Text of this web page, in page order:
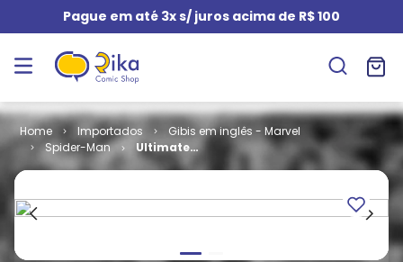
Pague em até 3x s/ juros acima de R$ 100
Importados
Gibis em inglês - Marvel
Spider-Man
Ultimate
Spider-Man -